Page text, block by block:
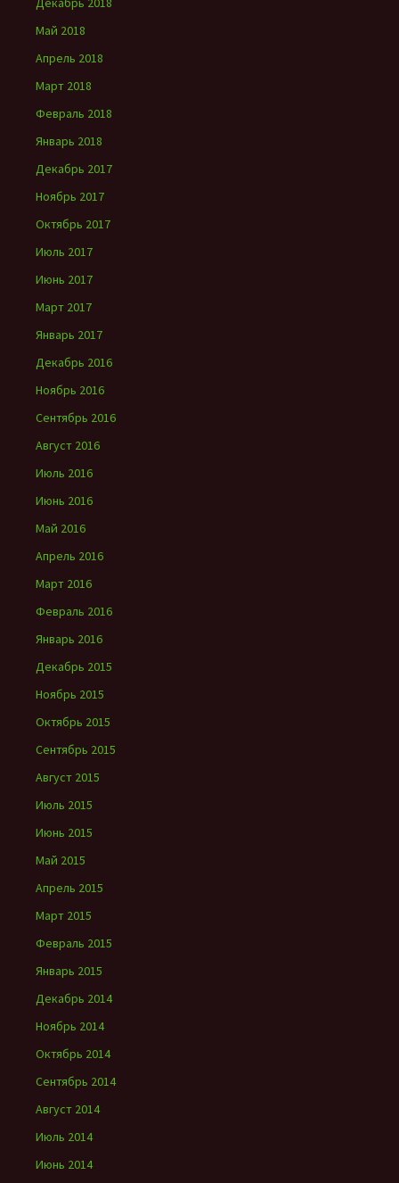
Май 2018
Апрель 2018
Март 2018
Февраль 2018
Январь 2018
Декабрь 2017
Ноябрь 2017
Октябрь 2017
Июль 2017
Июнь 2017
Март 2017
Январь 2017
Декабрь 2016
Ноябрь 2016
Сентябрь 2016
Август 2016
Июль 2016
Июнь 2016
Май 2016
Апрель 2016
Март 2016
Февраль 2016
Январь 2016
Декабрь 2015
Ноябрь 2015
Октябрь 2015
Сентябрь 2015
Август 2015
Июль 2015
Июнь 2015
Май 2015
Апрель 2015
Март 2015
Февраль 2015
Январь 2015
Декабрь 2014
Ноябрь 2014
Октябрь 2014
Сентябрь 2014
Август 2014
Июль 2014
Июнь 2014